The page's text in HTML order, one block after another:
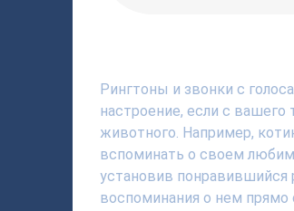
Рингтоны и звонки с
настроение, если с
животного. Например,
вспоминать о своем
установив
воспоминания о нем